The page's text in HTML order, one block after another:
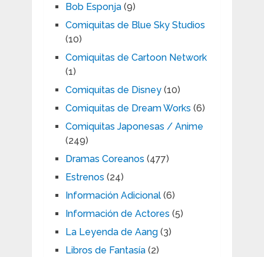
Bob Esponja(9)
Comiquitas de Blue Sky Studios
(10)
Comiquitas de Cartoon Network
(1)
Comiquitas de Disney(10)
Comiquitas de Dream Works (6)
Comiquitas Japonesas / Anime
(249)
Dramas Coreanos (477)
Estrenos (24)
Información Adicional(6)
Información de Actores (5)
La Leyenda de Aang(3)
Libros de Fantasía(2)